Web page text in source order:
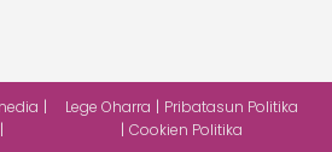
|
Lege Oharra | Pribatasun Politika
|Cookien Politika